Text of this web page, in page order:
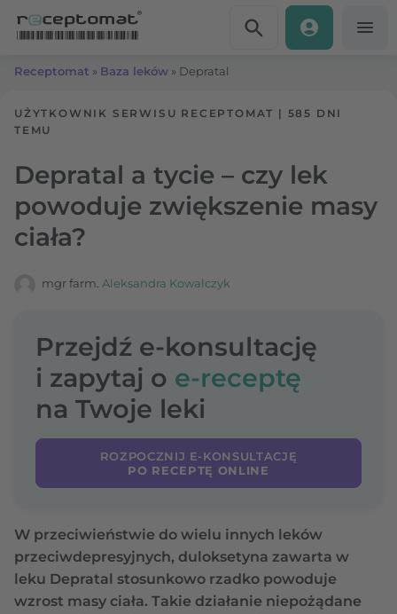
Receptomat » Baza leków » Depratal
UŻYTKOWNIK SERWISU RECEPTOMAT | 585 DNI
TEMU
Depratal a tycie – czy lek
powoduje zwiększenie masy
ciała?
mgr farm. Aleksandra Kowalczyk
Przejdź e-konsultację
i zapytaj o e-receptę
na Twoje leki
ROZPOCZNIJ E-KONSULTACJĘ
PO RECEPTĘ ONLINE
W przeciwieństwie do wielu innych leków
przeciwdepresyjnych, duloksetyna zawarta w
leku Depratal stosunkowo rzadko powoduje
wzrost masy ciała. Takie działanie niepożądane